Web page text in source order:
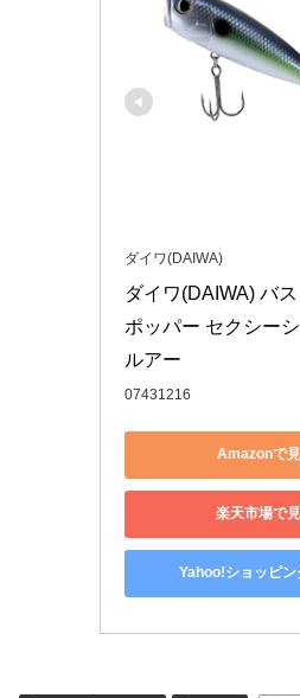
ダイワ(DAIWA)
ダイワ(DAIWA) バ
ポッパー セクシー
ルアー
07431216
Amazonで
楽天市場で
Yahoo!ショッピン